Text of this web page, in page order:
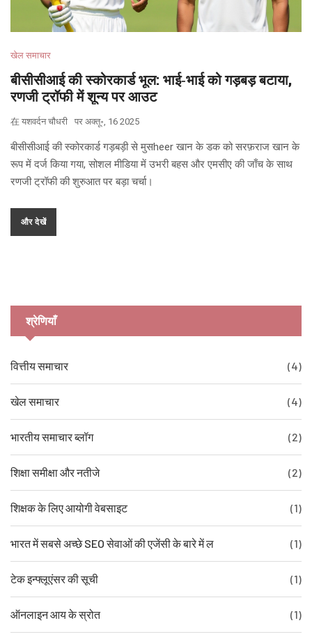
खेल समाचार
बीसीसीआई की स्कोरकार्ड भूल: भाई‑भाई को गड़बड़ बटाया,
रणजी ट्रॉफी में शून्य पर आउट
在 यशवर्दन चौधरी पर अक्तू॰, 16 2025
बीसीसीआई की स्कोरकार्ड गड़बड़ी से मुसheer खान के डक को सरफ़राज खान के
रूप में दर्ज किया गया, सोशल मीडिया में उभरी बहस और एमसीए की जाँच के साथ
रणजी ट्रॉफी की शुरुआत पर बड़ा चर्चा।
और देखें
श्रेणियाँ
वित्तीय समाचार (4)
खेल समाचार (4)
भारतीय समाचार ब्लॉग (2)
शिक्षा समीक्षा और नतीजे (2)
शिक्षक के लिए आयोगी वेबसाइट (1)
भारत में सबसे अच्छे SEO सेवाओं की एजेंसी के बारे में ल (1)
टेक इन्फ्लूएंसर की सूची (1)
ऑनलाइन आय के स्रोत (1)